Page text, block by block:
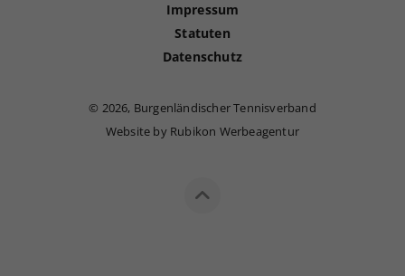
Impressum
Statuten
Datenschutz
© 2026, Burgenländischer Tennisverband
Website by Rubikon Werbeagentur